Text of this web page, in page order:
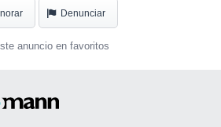
Denunciar
anuncio en favoritos